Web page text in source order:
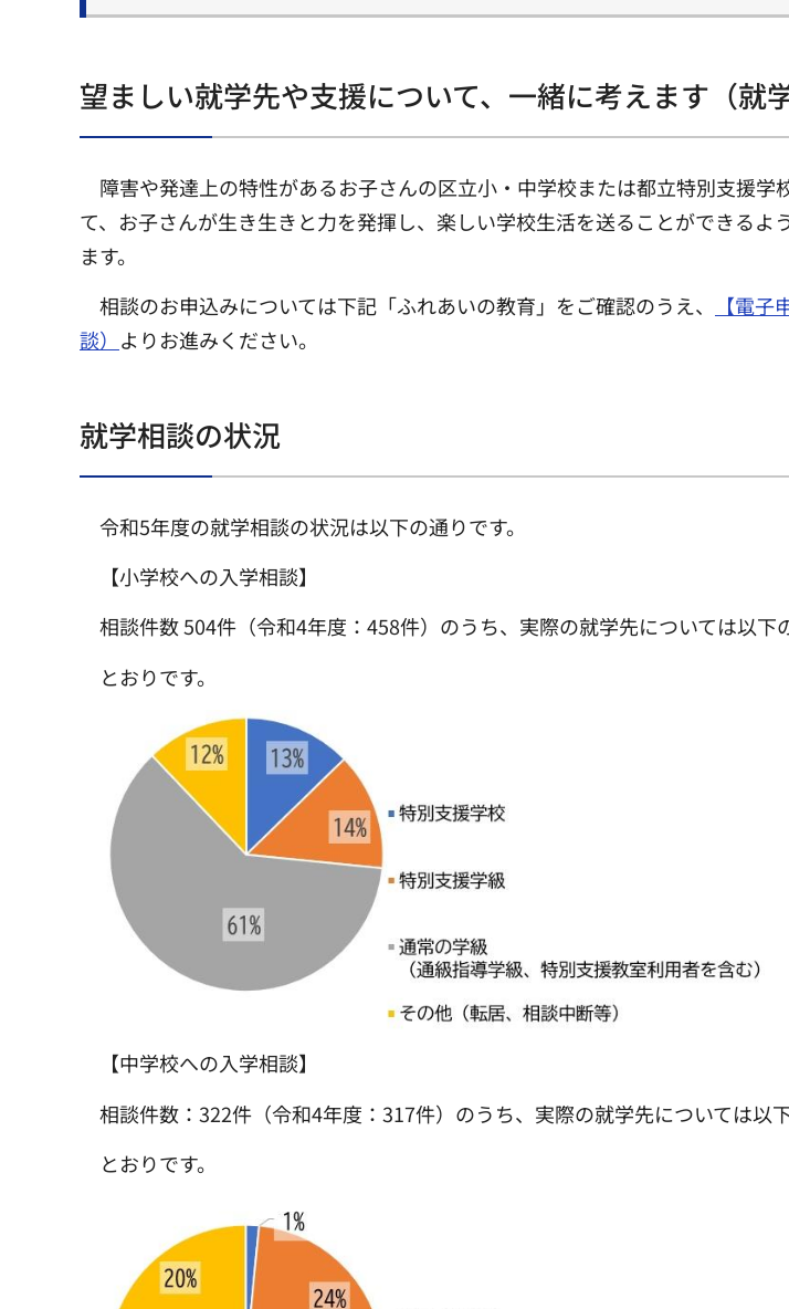
望ましい就学先や支援について、一緒に考えます（就学
障害や発達上の特性があるお子さんの区立小・中学校または都立特別支援
て、お子さんが生き生きと力を発揮し、楽しい学校生活を送ることができる
ます。
相談のお申込みについては下記「ふれあいの教育」をご確認のうえ、
【電
談） よりお進みください。
就学相談の状況
令和5年度の就学相談の状況は以下の通りです。
【小学校への入学相談】
相談件数 504件（令和4年度：458件）のうち、実際の就学先については以下
とおりです。
【中学校への入学相談】
相談件数：322件（令和4年度：317件）のうち、実際の就学先については以
とおりです。